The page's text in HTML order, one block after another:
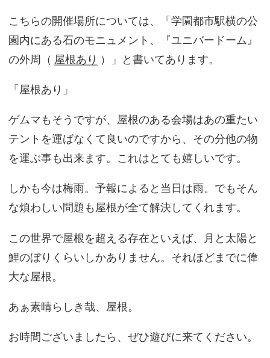
こちらの開催場所については、「学園都市駅横の公
園内にある石のモニュメント、『ユニバードーム』
の外周（ 屋根あり ）」と書いてあります。
「屋根あり」
ゲムマもそうですが、屋根のある会場はあの重たい
テントを運ばなくて良いのですから、その分他の物
を運ぶ事も出来ます。これはとても嬉しいです。
しかも今は梅雨。予報によると当日は雨。でもそん
な煩わしい問題も屋根が全て解決してくれます。
この世界で屋根を超える存在といえば、月と太陽と
鯉のぼりくらいしかありません。それほどまでに偉
大な屋根。
あぁ素晴らしき哉、屋根。
お時間ございましたら、ぜひ遊びに来てください。